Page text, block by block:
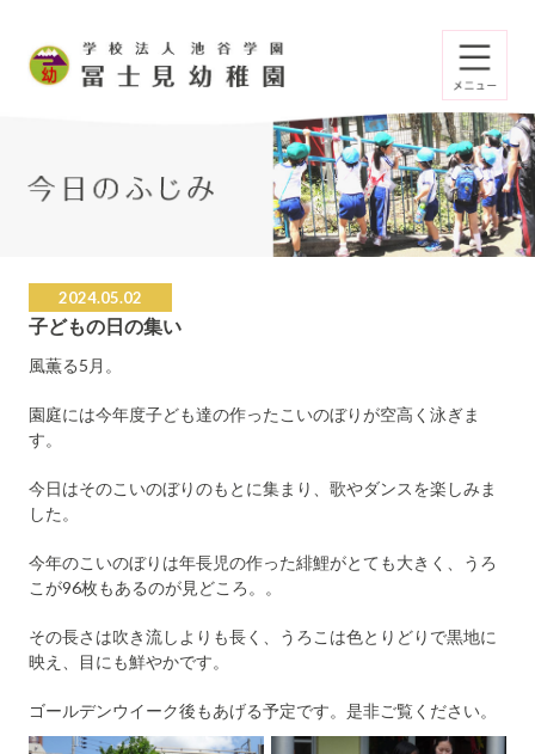
2024.05.02
子どもの日の集い
風薫る5月。
園庭には今年度子ども達の作ったこいのぼりが空高く泳ぎま
す。
今日はそのこいのぼりのもとに集まり、歌やダンスを楽しみま
した。
今年のこいのぼりは年長児の作った緋鯉がとても大きく、うろ
こが96枚もあるのが見どころ。。
その長さは吹き流しよりも長く、うろこは色とりどりで黒地に
映え、目にも鮮やかです。
ゴールデンウイーク後もあげる予定です。是非ご覧ください。